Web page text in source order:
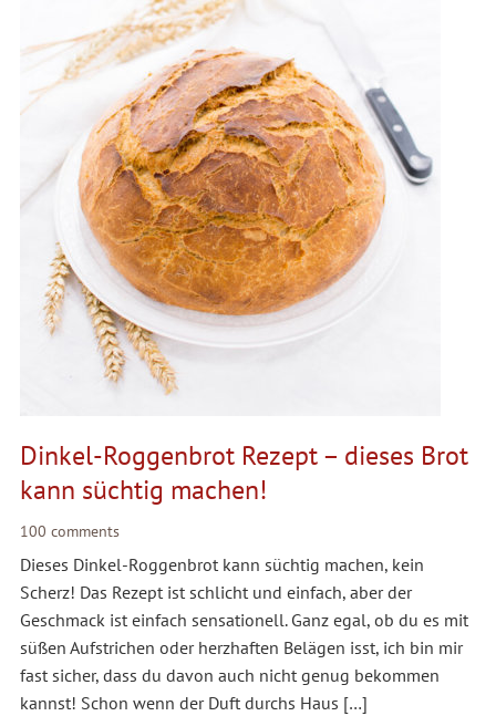
Dinkel-Roggenbrot Rezept – dieses Brot
kann süchtig machen!
100 comments
Dieses Dinkel-Roggenbrot kann süchtig machen, kein
Scherz! Das Rezept ist schlicht und einfach, aber der
Geschmack ist einfach sensationell. Ganz egal, ob du es mit
süßen Aufstrichen oder herzhaften Belägen isst, ich bin mir
fast sicher, dass du davon auch nicht genug bekommen
kannst! Schon wenn der Duft durchs Haus […]